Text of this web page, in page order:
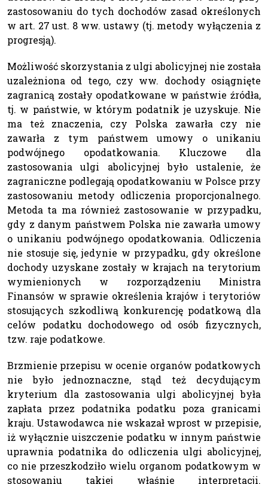
zastosowaniu do tych dochodów zasad określonych
w art. 27 ust. 8 ww. ustawy (tj. metody wyłączenia z
progresją).
Możliwość skorzystania z ulgi abolicyjnej nie została
uzależniona od tego, czy ww. dochody osiągnięte
zagranicą zostały opodatkowane w państwie źródła,
tj. w państwie, w którym podatnik je uzyskuje. Nie
ma też znaczenia, czy Polska zawarła czy nie
zawarła z tym państwem umowy o unikaniu
podwójnego opodatkowania. Kluczowe dla
zastosowania ulgi abolicyjnej było ustalenie, że
zagraniczne podlegają opodatkowaniu w Polsce przy
zastosowaniu metody odliczenia proporcjonalnego.
Metoda ta ma również zastosowanie w przypadku,
gdy z danym państwem Polska nie zawarła umowy
o unikaniu podwójnego opodatkowania. Odliczenia
nie stosuje się, jedynie w przypadku, gdy określone
dochody uzyskane zostały w krajach na terytorium
wymienionych w rozporządzeniu Ministra
Finansów w sprawie określenia krajów i terytoriów
stosujących szkodliwą konkurencję podatkową dla
celów podatku dochodowego od osób fizycznych,
tzw. raje podatkowe.
Brzmienie przepisu w ocenie organów podatkowych
nie było jednoznaczne, stąd też decydującym
kryterium dla zastosowania ulgi abolicyjnej była
zapłata przez podatnika podatku poza granicami
kraju. Ustawodawca nie wskazał wprost w przepisie,
iż wyłącznie uiszczenie podatku w innym państwie
uprawnia podatnika do odliczenia ulgi abolicyjnej,
co nie przeszkodziło wielu organom podatkowym w
stosowaniu takiej właśnie interpretacji.